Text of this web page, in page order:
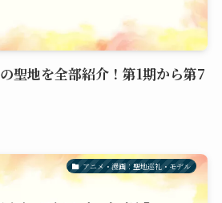
聖地を全部紹介！第1期から第7
アニメ・漫画：聖地巡礼・モデル